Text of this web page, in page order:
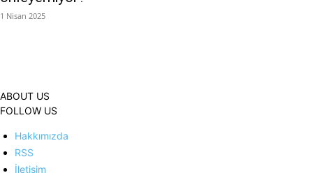
1 Nisan 2025
ABOUT US
FOLLOW US
Hakkımızda
RSS
İletişim